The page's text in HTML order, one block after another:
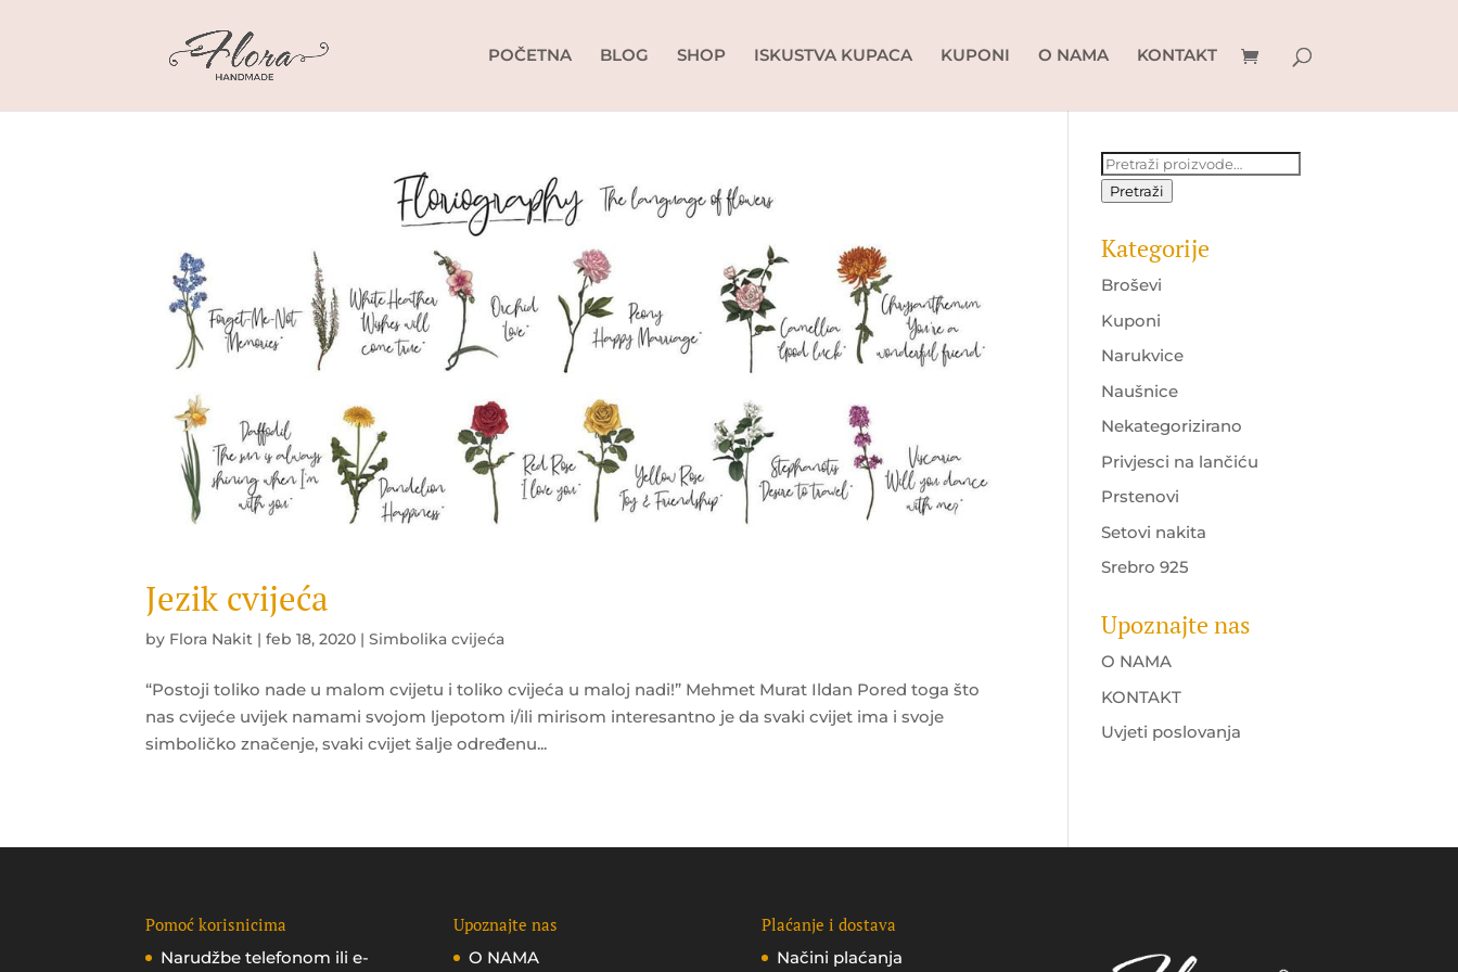
POČETNA BLOG SHOP ISKUSTVA KUPACA KUPONI O NAMA KONTAKT
Jezik cvijeća
by Flora Nakit |feb 18, 2020 |Simbolika cvijeća
“Postoji toliko nade u malom cvijetu i toliko cvijeća u maloj nadi!” Mehmet Murat Ildan Pored toga što
nas cvijeće uvijek namami svojom ljepotom i/ili mirisom interesantno je da svaki cvijet ima i svoje
simboličko značenje, svaki cvijet šalje određenu...
Pretraži:
Pretraži
Kategorije
Broševi
Kuponi
Narukvice
Naušnice
Nekategorizirano
Privjesci na lančiću
Prstenovi
Setovi nakita
Srebro 925
Upoznajte nas
O NAMA
KONTAKT
Uvjeti poslovanja
Pomoć korisnicima
Narudžbe telefonom ili e-
Upoznajte nas
O NAMA
Plaćanje i dostava
Načini plaćanja